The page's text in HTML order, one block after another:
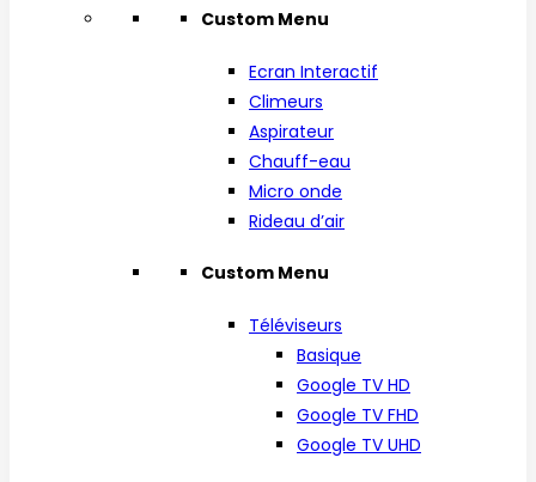
Custom Menu
Ecran Interactif
Climeurs
Aspirateur
Chauff-eau
Micro onde
Rideau d’air
Custom Menu
Téléviseurs
Basique
Google TV HD
Google TV FHD
Google TV UHD